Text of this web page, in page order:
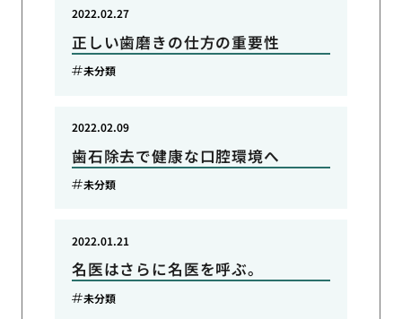
正しい歯磨きの仕方の重要性
2022.02.27
未分類
歯石除去で健康な口腔環境へ
2022.02.09
未分類
名医はさらに名医を呼ぶ。
2022.01.21
未分類